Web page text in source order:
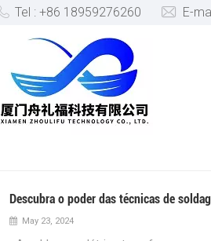
Tel : +86 18959276260 E-
EQUIPAMENTO DE
Descubra o poder das técnicas de
May 23, 2024